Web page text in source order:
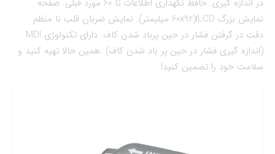
نمایش بزرگ LCDا(60x92 میلیمتر). نمایش ضربان قلب نا منظم.
دقت در گرفتن فشار در حین پرباد شدن کاف. داراي تكنولوژي MDI
(اندازه گيري فشار در حين پر باد شدن كاف) .همین حالا تهیه کنید و
سلامت خود را تضمین کنید!